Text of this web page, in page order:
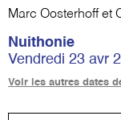
Marc Oosterhoff et
Nuithonie
Vendredi 23 avr
Voir les autres dates